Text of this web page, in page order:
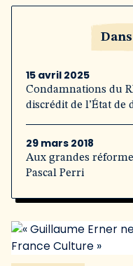
15 avril 2025
Condamnations du
discrédit de l’État de
29 mars 2018
Aux grandes
Pascal Perri